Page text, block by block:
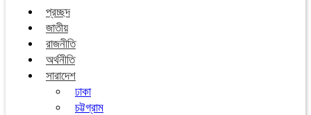
প্রচ্ছদ
জাতীয়
রাজনীতি
অর্থনীতি
সারাদেশ
ঢাকা
চট্টগ্রাম